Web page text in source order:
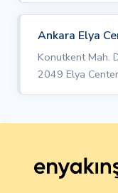
Ankara Elya
Konutkent Mah.
2049 Elya Center